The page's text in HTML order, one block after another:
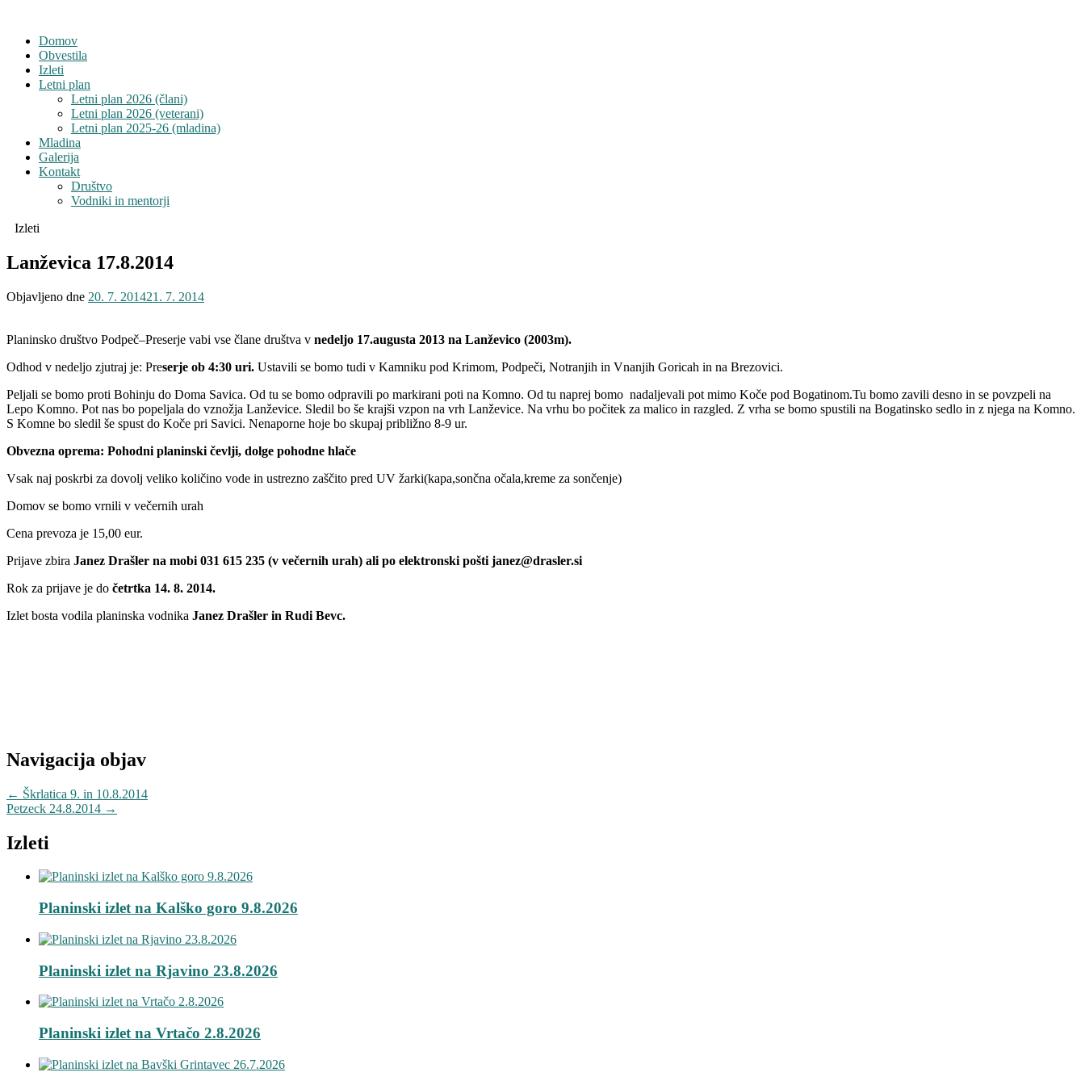
Domov
Obvestila
Izleti
Letni plan
Letni plan 2026 (člani)
Letni plan 2026 (veterani)
Letni plan 2025-26 (mladina)
Mladina
Galerija
Kontakt
Društvo
Vodniki in mentorji
Izleti
Lanževica 17.8.2014
Objavljeno dne 20. 7. 201421. 7. 2014
Planinsko društvo Podpeč–Preserje vabi vse člane društva v nedeljo 17.augusta 2013 na Lanževico (2003m).
Odhod v nedeljo zjutraj je: Preserje ob 4:30 uri. Ustavili se bomo tudi v Kamniku pod Krimom, Podpeči, Notranjih in Vnanjih Goricah in na Brezovici.
Peljali se bomo proti Bohinju do Doma Savica. Od tu se bomo odpravili po markirani poti na Komno. Od tu naprej bomo nadaljevali pot mimo Koče pod Bogatinom.Tu bomo zavili desno in se povzpeli na
Lepo Komno. Pot nas bo popeljala do vznožja Lanževice. Sledil bo še krajši vzpon na vrh Lanževice. Na vrhu bo počitek za malico in razgled. Z vrha se bomo spustili na Bogatinsko sedlo in z njega na Komno.
S Komne bo sledil še spust do Koče pri Savici. Nenaporne hoje bo skupaj približno 8-9 ur.
Obvezna oprema: Pohodni planinski čevlji, dolge pohodne hlače
Vsak naj poskrbi za dovolj veliko količino vode in ustrezno zaščito pred UV žarki(kapa,sončna očala,kreme za sončenje)
Domov se bomo vrnili v večernih urah
Cena prevoza je 15,00 eur.
Prijave zbira Janez Drašler na mobi 031 615 235 (v večernih urah) ali po elektronski pošti janez@drasler.si
Rok za prijave je do četrtka 14. 8. 2014.
Izlet bosta vodila planinska vodnika Janez Drašler in Rudi Bevc.
Navigacija objav
← Škrlatica 9. in 10.8.2014
Petzeck 24.8.2014 →
Izleti
Planinski izlet na Kalško goro 9.8.2026
Planinski izlet na Rjavino 23.8.2026
Planinski izlet na Vrtačo 2.8.2026